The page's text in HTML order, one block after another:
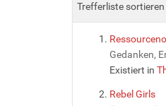
Trefferliste sortieren
Gedanken,
Existiert in
Rebel Girls